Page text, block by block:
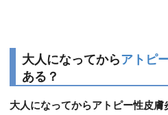
大人になってからアトピ
ある？
大人になってからアトピー性皮